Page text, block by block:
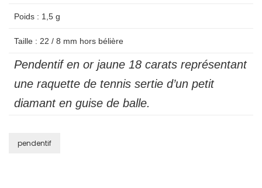
Poids : 1,5 g
Taille : 22 / 8 mm hors bélière
Pendentif en or jaune 18 carats représentant
une raquette de tennis sertie d’un petit
diamant en guise de balle.
pendentif